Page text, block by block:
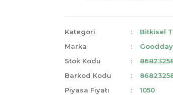
Kategori Bitkisel
Marka
Goodday
Stok Kodu
Barkod Kodu
Piyasa Fiyatı
1050